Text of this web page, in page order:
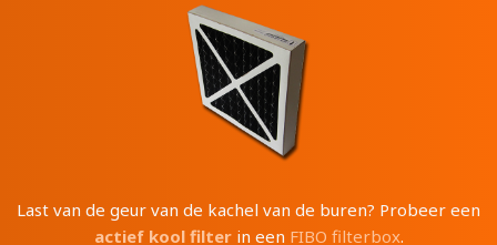
Last van de geur van de kachel van de buren? Probeer een
actief kool filterin een FIBO filterbox.